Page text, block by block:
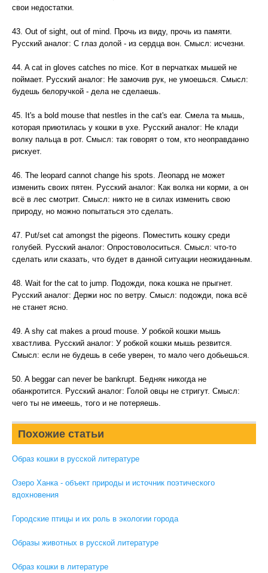
свои недостатки.
43. Out of sight, out of mind. Прочь из виду, прочь из памяти.
Русский аналог: С глаз долой - из сердца вон. Смысл: исчезни.
44. A cat in gloves catches no mice. Кот в перчатках мышей не
поймает. Русский аналог: Не замочив рук, не умоешься. Смысл:
будешь белоручкой - дела не сделаешь.
45. It's a bold mouse that nestles in the cat's ear. Смела та мышь,
которая приютилась у кошки в ухе. Русский аналог: Не клади
волку пальца в рот. Смысл: так говорят о том, кто неоправданно
рискует.
46. The leopard cannot change his spots. Леопард не может
изменить своих пятен. Русский аналог: Как волка ни корми, а он
всё в лес смотрит. Смысл: никто не в силах изменить свою
природу, но можно попытаться это сделать.
47. Put/set cat amongst the pigeons. Поместить кошку среди
голубей. Русский аналог: Опростоволоситься. Смысл: что-то
сделать или сказать, что будет в данной ситуации неожиданным.
48. Wait for the cat to jump. Подожди, пока кошка не прыгнет.
Русский аналог: Держи нос по ветру. Смысл: подожди, пока всё
не станет ясно.
49. A shy cat makes a proud mouse. У робкой кошки мышь
хвастлива. Русский аналог: У робкой кошки мышь резвится.
Смысл: если не будешь в себе уверен, то мало чего добьешься.
50. A beggar can never be bankrupt. Бедняк никогда не
обанкротится. Русский аналог: Голой овцы не стригут. Смысл:
чего ты не имеешь, того и не потеряешь.
Похожие статьи
Образ кошки в русской литературе
Озеро Ханка - объект природы и источник поэтического
вдохновения
Городские птицы и их роль в экологии города
Образы животных в русской литературе
Образ кошки в литературе